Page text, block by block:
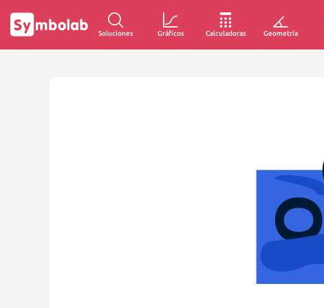
Soluciones Gráficos Calculadoras Geometría